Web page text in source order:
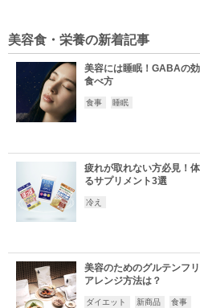
美容食・栄養の新着記事
美容には睡眠！GABAの
食べ方
食事 睡眠
疲れが取れない方必見！
るサプリメント3選
冷え
美容のためのグルテンフ
アレンジ方法は？
ダイエット 新商品 食事